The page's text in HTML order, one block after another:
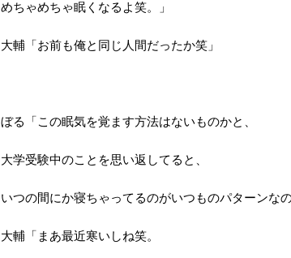
めちゃめちゃ眠くなるよ笑。」
大輔「お前も俺と同じ人間だったか笑」
ぼる「この眠気を覚ます方法はないものかと、
大学受験中のことを思い返してると、
いつの間にか寝ちゃってるのがいつものパターンなの
大輔「まあ最近寒いしね笑。